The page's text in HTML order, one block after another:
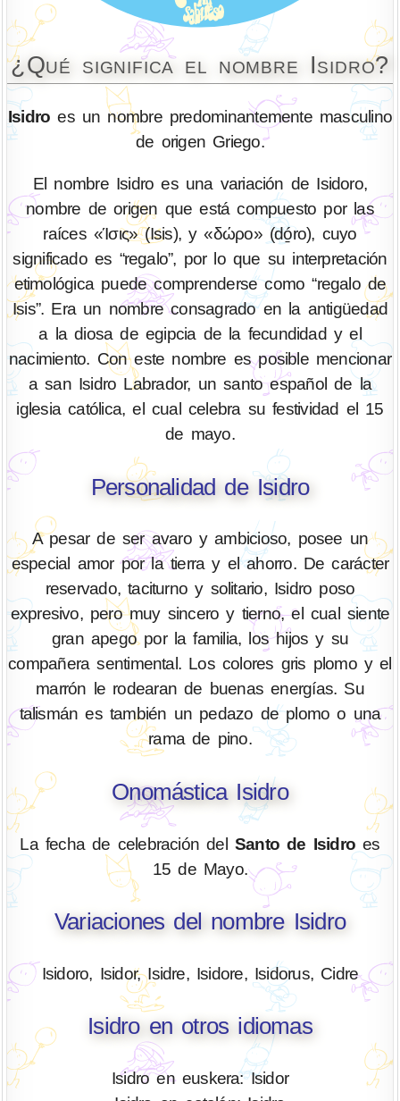
¿Qué significa el nombre Isidro?
Isidro es un nombre predominantemente masculino
de origen Griego.
El nombre Isidro es una variación de Isidoro,
nombre de origen que está compuesto por las
raíces «Ίσις» (Isis), y «δώρο» (dó̱ro), cuyo
significado es “regalo”, por lo que su interpretación
etimológica puede comprenderse como “regalo de
Isis”. Era un nombre consagrado en la antigüedad
a la diosa de egipcia de la fecundidad y el
nacimiento. Con este nombre es posible mencionar
a san Isidro Labrador, un santo español de la
iglesia católica, el cual celebra su festividad el 15
de mayo.
Personalidad de Isidro
A pesar de ser avaro y ambicioso, posee un
especial amor por la tierra y el ahorro. De carácter
reservado, taciturno y solitario, Isidro poso
expresivo, pero muy sincero y tierno, el cual siente
gran apego por la familia, los hijos y su
compañera sentimental. Los colores gris plomo y el
marrón le rodearan de buenas energías. Su
talismán es también un pedazo de plomo o una
rama de pino.
Onomástica Isidro
La fecha de celebración del Santo de Isidro es
15 de Mayo.
Variaciones del nombre Isidro
Isidoro, Isidor, Isidre, Isidore, Isidorus, Cidre
Isidro en otros idiomas
Isidro en euskera: Isidor